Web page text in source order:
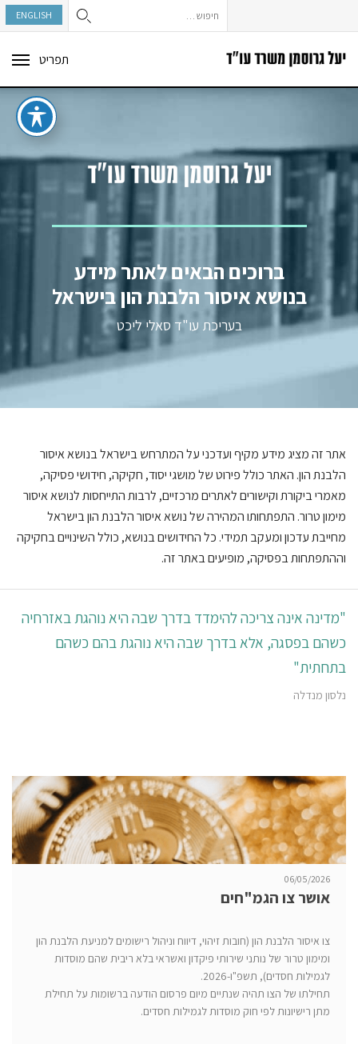
ENGLISH
תפריט
ברוכים הבאים לאתר מידע
בנושא איסור הלבנת הון בישראל
בעריכת עו"ד סאלי ליכט
אתר זה מציג מידע מקיף ועדכני על המתרחש בישראל בנושא איסור
הלבנת הון. האתר כולל פירוט של מושגי יסוד, חקיקה, חידושי פסיקה,
מאמרי ביקורת וקישורים לאתרים מרכזיים, לרבות התייחסות לנושא איסור
מימון טרור. התפתחותו המהירה של נושא איסור הלבנת הון בישראל
מחייבת עדכון ומעקב תמידי. כל החידושים בנושא, כולל השינויים בחקיקה
וההתפתחות בפסיקה, מופיעים באתר זה.
"מדינה אינה צריכה להימדד בדרך שבה היא נוהגת באזרחיה
כשהם בפסגה, אלא בדרך שבה היא נוהגת בהם כשהם
בתחתית"
נלסון מנדלה
06/05/2026
אושר צו הגמ"חים
צו איסור הלבנת הון (חובות זיהוי, דיווח וניהול רישומים למניעת הלבנת הון
ומימון טרור של נותני שירותי פיקדון ואשראי בלא ריבית שהם מוסדות
לגמילות חסדים), תשפ"ו-2026.
תחילתו של הצו תהיה שנתיים מיום פרסום הודעה ברשומות על תחילת
מתן רישיונות לפי חוק מוסדות לגמילות חסדים.